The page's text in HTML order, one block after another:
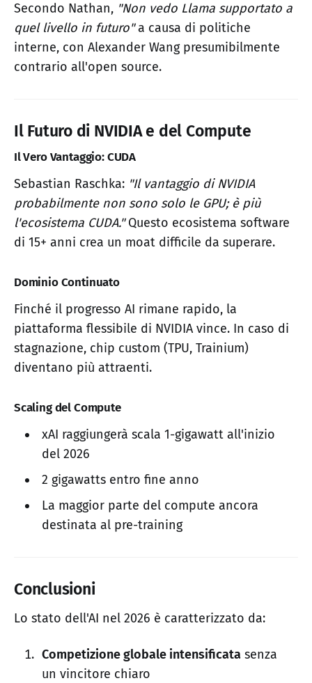
Secondo Nathan, "Non vedo Llama supportato a
quel livello in futuro"a causa di politiche
interne, con Alexander Wang presumibilmente
contrario all'open source.
Il Futuro di NVIDIA e del Compute
Il Vero Vantaggio: CUDA
Sebastian Raschka: "Il vantaggio di NVIDIA
probabilmente non sono solo le GPU; è più
l'ecosistema CUDA."Questo ecosistema software
di 15+ anni crea un moat difficile da superare.
Dominio Continuato
Finché il progresso AI rimane rapido, la
piattaforma flessibile di NVIDIA vince. In caso di
stagnazione, chip custom (TPU, Trainium)
diventano più attraenti.
Scaling del Compute
xAI raggiungerà scala 1-gigawatt all'inizio
del 2026
2 gigawatts entro fine anno
La maggior parte del compute ancora
destinata al pre-training
Conclusioni
Lo stato dell'AI nel 2026 è caratterizzato da:
Competizione globale intensificatasenza
un vincitore chiaro